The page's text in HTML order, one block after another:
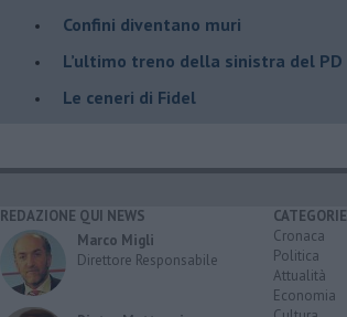
Confini diventano muri
L’ultimo treno della sinistra del PD
Le ceneri di Fidel
REDAZIONE QUI NEWS
Marco Migli
Direttore Responsabile
CATEGORIE
Cronaca
Politica
Attualità
Economia